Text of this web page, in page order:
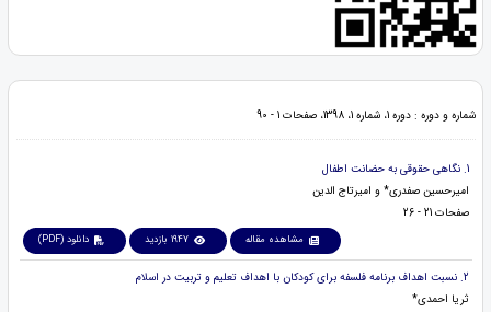
شماره و دوره : دوره 1، شماره 1، 1398، صفحات 1 - 90
1. نگاهی حقوقی به حضانت اطفال
امیرحسین صفدری* و امیرتاج الدین
صفحات 21 - 26
مشاهده مقاله 1947 بازدید دانلود (PDF)
2. نسبت اهداف برنامه فلسفه برای کودکان با اهداف تعلیم و تربیت در اسلام
ثریا احمدی*